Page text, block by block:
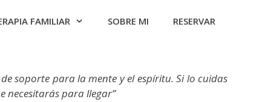
FAMILIAR SOBRE MI RESERVAR
soporte para la mente y el espíritu. Si lo cuidas
necesitarás para llegar”